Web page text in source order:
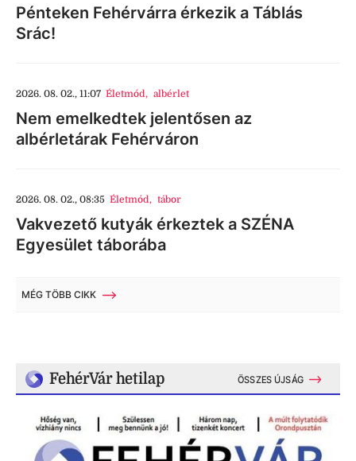
Pénteken Fehérvárra érkezik a Táblás
Srác!
2026. 08. 02., 11:07 Életmód, albérlet
Nem emelkedtek jelentősen az
albérletárak Fehérváron
2026. 08. 02., 08:35 Életmód, tábor
Vakvezető kutyák érkeztek a SZÉNA
Egyesület táborába
MÉG TÖBB CIKK
FehérVár hetilap ÖSSZES ÚJSÁG